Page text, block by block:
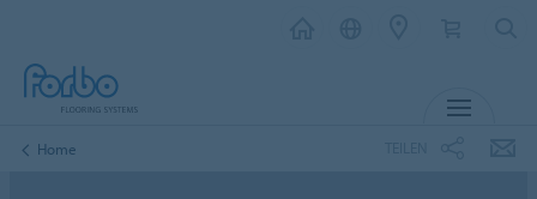
Home